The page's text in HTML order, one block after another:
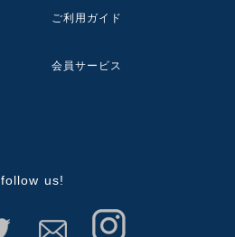
ご利用ガイド
会員サービス
follow us!